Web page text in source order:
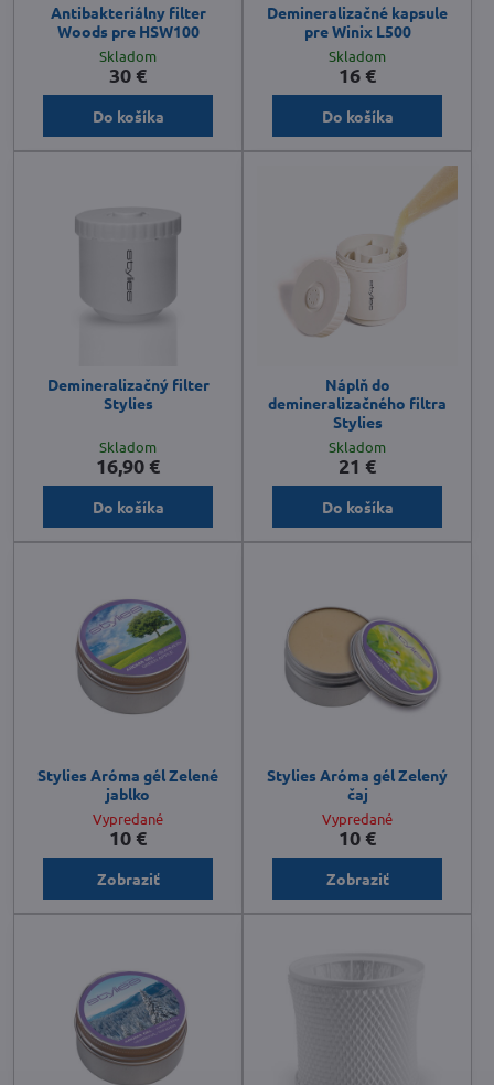
Antibakteriálny filter
Woods pre HSW100
Skladom
30 €
Do košíka
Demineralizačné kapsule
pre Winix L500
Skladom
16 €
Do košíka
Demineralizačný filter
Stylies
Skladom
16,90 €
Do košíka
Náplň do
demineralizačného filtra
Stylies
Skladom
21 €
Do košíka
Stylies Aróma gél Zelené
jablko
Vypredané
10 €
Zobraziť
Stylies Aróma gél Zelený
čaj
Vypredané
10 €
Zobraziť